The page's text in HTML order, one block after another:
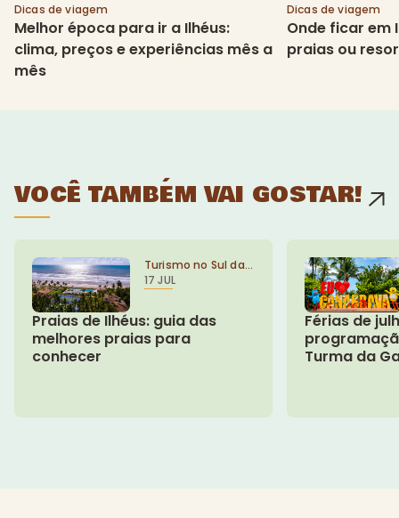
Dicas de viagem
Melhor época para ir a Ilhéus:
clima, preços e experiências mês a
mês
Dicas de viagem
Onde ficar em
praias ou
VOCÊ TAMBÉM VAI GOSTAR!
Turismo no Sul da
Bahia
17 JUL
Praias de Ilhéus: guia das
melhores praias para
conhecer
Férias de
Turma da